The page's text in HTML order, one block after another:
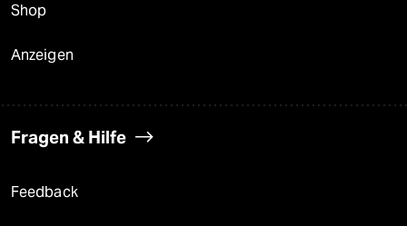
Shop
Anzeigen
Fragen & Hilfe
Feedback